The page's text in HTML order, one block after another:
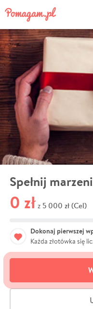
Spełnij
0 zł z 5 000 zł (Cel)
Dokonaj pierwszej
Każda złotówka się